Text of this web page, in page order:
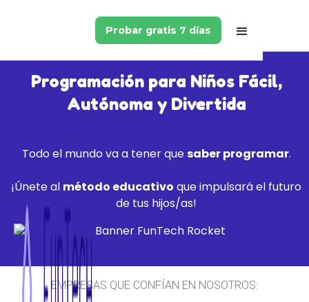
Probar gratis 7 días
Programación para Niños Fácil,
Autónoma y Divertida
Todo el mundo va a tener quesaber programar.
¡Únete al método educativo que impulsará el futuro
de tus hijos/as!
EMPRESAS QUE CONFÍAN EN NOSOTROS: